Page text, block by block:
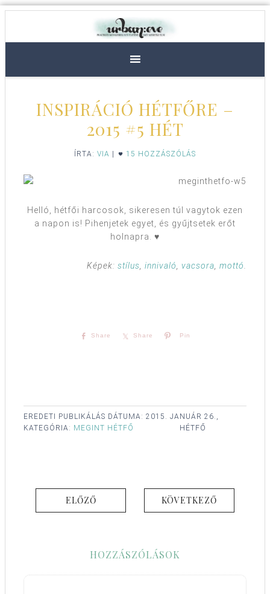
INSPIRÁCIÓ HÉTFŐRE –
2015 #5 HÉT
ÍRTA: VIA 15 HOZZÁSZÓLÁS
Helló, hétfői harcosok, sikeresen túl vagytok ezen
a napon is! Pihenjetek egyet, és gyűjtsetek erőt
holnapra. ♥
Képek: stílus, innivaló, vacsora, mottó.
Share Share Pin
EREDETI PUBLIKÁLÁS DÁTUMA: 2015. JANUÁR 26.,
HÉTFŐ
KATEGÓRIA: MEGINT HÉTFŐ
ELŐZŐ KÖVETKEZŐ
HOZZÁSZÓLÁSOK